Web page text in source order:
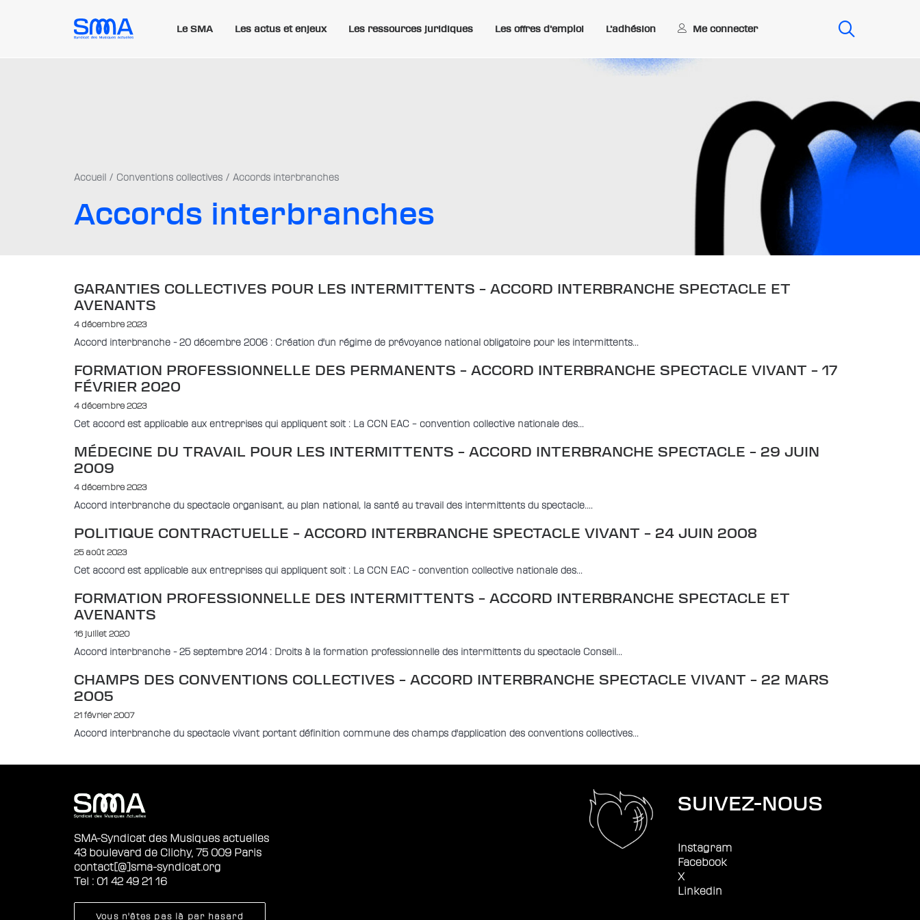
Le SMA Les actus et enjeux Les ressources juridiques Les offres d’emploi L’adhésion Me connecter
Accueil Conventions collectives Accords interbranches
Accords interbranches
GARANTIES COLLECTIVES POUR LES INTERMITTENTS – ACCORD INTERBRANCHE SPECTACLE ET
AVENANTS
4 décembre 2023
Accord interbranche - 20 décembre 2006 : Création d'un régime de prévoyance national obligatoire pour les intermittents…
FORMATION PROFESSIONNELLE DES PERMANENTS – ACCORD INTERBRANCHE SPECTACLE VIVANT – 17
FÉVRIER 2020
4 décembre 2023
Cet accord est applicable aux entreprises qui appliquent soit : La CCN EAC – convention collective nationale des…
MÉDECINE DU TRAVAIL POUR LES INTERMITTENTS – ACCORD INTERBRANCHE SPECTACLE – 29 JUIN
2009
4 décembre 2023
Accord interbranche du spectacle organisant, au plan national, la santé au travail des intermittents du spectacle.…
POLITIQUE CONTRACTUELLE – ACCORD INTERBRANCHE SPECTACLE VIVANT – 24 JUIN 2008
25 août 2023
Cet accord est applicable aux entreprises qui appliquent soit : La CCN EAC - convention collective nationale des…
FORMATION PROFESSIONNELLE DES INTERMITTENTS – ACCORD INTERBRANCHE SPECTACLE ET
AVENANTS
16 juillet 2020
Accord interbranche - 25 septembre 2014 : Droits à la formation professionnelle des intermittents du spectacle Conseil…
CHAMPS DES CONVENTIONS COLLECTIVES – ACCORD INTERBRANCHE SPECTACLE VIVANT – 22 MARS
2005
21 février 2007
Accord interbranche du spectacle vivant portant définition commune des champs d'application des conventions collectives…
SMA-Syndicat des Musiques actuelles
43 boulevard de Clichy, 75 009 Paris
contact[@]sma-syndicat.org
Tel : 01 42 49 21 16
Vous n'êtes pas là par hasard
SUIVEZ-NOUS
Instagram
Facebook
X
Linkedin